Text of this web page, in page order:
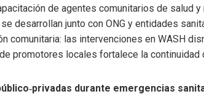
de agentes comunitarios de salud
desarrollan junto con ONG y entidades
comunitaria: las intervenciones en WASH
promotores locales fortalece la
durante emergencias